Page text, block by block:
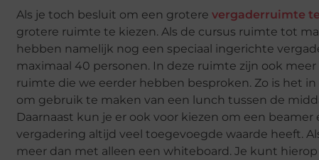
Als je toch besluit om een grotere vergaderruimte
grotere ruimte te kiezen. Als de cursus ruimte tot
hebben namelijk nog een speciaal ingerichte
maximaal 40 personen. In deze ruimte zijn ook
ruimte die we eerder hebben besproken. Zo is het
om gebruik te maken van een lunch tussen de
Daarnaast kun je er ook voor kiezen om een
vergadering altijd veel toegevoegde waarde heeft.
meer dan met alleen een whiteboard. Je kunt